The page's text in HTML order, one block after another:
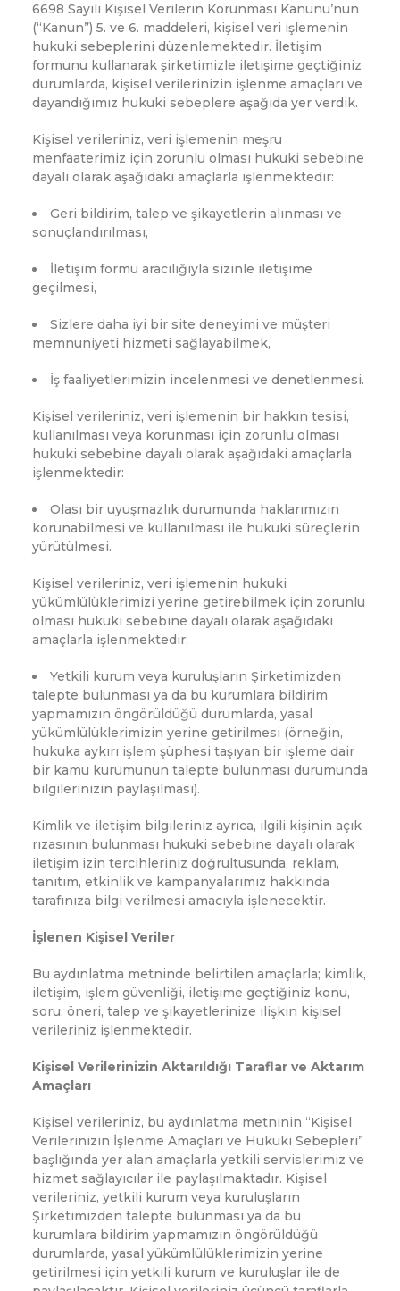
6698 Sayılı Kişisel Verilerin Korunması Kanunu’nun
(“Kanun”) 5. ve 6. maddeleri, kişisel veri işlemenin
hukuki sebeplerini düzenlemektedir. İletişim
formunu kullanarak şirketimizle iletişime geçtiğiniz
durumlarda, kişisel verilerinizin işlenme amaçları ve
dayandığımız hukuki sebeplere aşağıda yer verdik.
Kişisel verileriniz, veri işlemenin meşru
menfaaterimiz için zorunlu olması hukuki sebebine
dayalı olarak aşağıdaki amaçlarla işlenmektedir:
Geri bildirim, talep ve şikayetlerin alınması ve
sonuçlandırılması,
İletişim formu aracılığıyla sizinle iletişime
geçilmesi,
Sizlere daha iyi bir site deneyimi ve müşteri
memnuniyeti hizmeti sağlayabilmek,
İş faaliyetlerimizin incelenmesi ve denetlenmesi.
Kişisel verileriniz, veri işlemenin bir hakkın tesisi,
kullanılması veya korunması için zorunlu olması
hukuki sebebine dayalı olarak aşağıdaki amaçlarla
işlenmektedir:
Olası bir uyuşmazlık durumunda haklarımızın
korunabilmesi ve kullanılması ile hukuki süreçlerin
yürütülmesi.
Kişisel verileriniz, veri işlemenin hukuki
yükümlülüklerimizi yerine getirebilmek için zorunlu
olması hukuki sebebine dayalı olarak aşağıdaki
amaçlarla işlenmektedir:
Yetkili kurum veya kuruluşların Şirketimizden
talepte bulunması ya da bu kurumlara bildirim
yapmamızın öngörüldüğü durumlarda, yasal
yükümlülüklerimizin yerine getirilmesi (örneğin,
hukuka aykırı işlem şüphesi taşıyan bir işleme dair
bir kamu kurumunun talepte bulunması durumunda
bilgilerinizin paylaşılması).
Kimlik ve iletişim bilgileriniz ayrıca, ilgili kişinin açık
rızasının bulunması hukuki sebebine dayalı olarak
iletişim izin tercihleriniz doğrultusunda, reklam,
tanıtım, etkinlik ve kampanyalarımız hakkında
tarafınıza bilgi verilmesi amacıyla işlenecektir.
İşlenen Kişisel Veriler
Bu aydınlatma metninde belirtilen amaçlarla; kimlik,
iletişim, işlem güvenliği, iletişime geçtiğiniz konu,
soru, öneri, talep ve şikayetlerinize ilişkin kişisel
verileriniz işlenmektedir.
Kişisel Verilerinizin Aktarıldığı Taraflar ve Aktarım
Amaçları
Kişisel verileriniz, bu aydınlatma metninin “Kişisel
Verilerinizin İşlenme Amaçları ve Hukuki Sebepleri”
başlığında yer alan amaçlarla yetkili servislerimiz ve
hizmet sağlayıcılar ile paylaşılmaktadır. Kişisel
verileriniz, yetkili kurum veya kuruluşların
Şirketimizden talepte bulunması ya da bu
kurumlara bildirim yapmamızın öngörüldüğü
durumlarda, yasal yükümlülüklerimizin yerine
getirilmesi için yetkili kurum ve kuruluşlar ile de